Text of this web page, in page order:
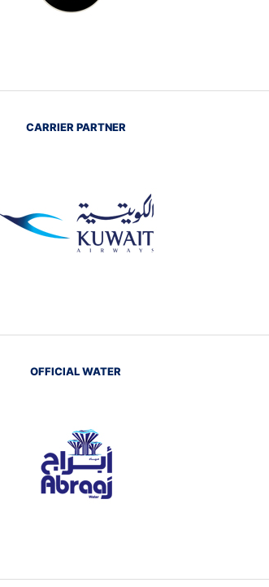
CARRIER PARTNER
OFFICIAL WATER